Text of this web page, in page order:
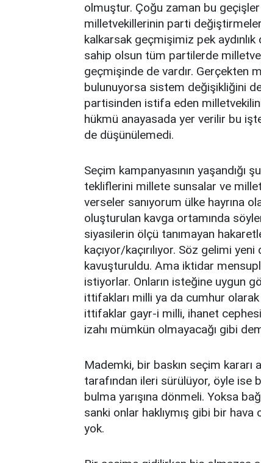
olmuştur. Çoğu zaman bu
milletvekillerinin parti
kalkarsak geçmişimiz pek
sahip olsun tüm partilerde
geçmişinde de vardır. Gerçekten
bulunuyorsa sistem değişikliğini
partisinden istifa eden
hükmü anayasada yer verilir bu
de düşünülemedi.
Seçim kampanyasının yaşandığı
tekliflerini millete sunsalar ve
verseler sanıyorum ülke hayrına
oluşturulan kavga ortamında
siyasilerin ölçü tanımayan
kaçıyor/kaçırılıyor. Söz gelimi
kavuşturuldu. Ama iktidar
istiyorlar. Onların isteğine uygun
ittifakları milli ya da cumhur
ittifaklar gayr-i milli, ihanet
izahı mümkün olmayacağı gibi
Mademki, bir baskın seçim kararı
tarafından ileri sürülüyor, öyle ise
bulma yarışına dönmeli. Yoksa
sanki onlar haklıymış gibi bir hava
yok.